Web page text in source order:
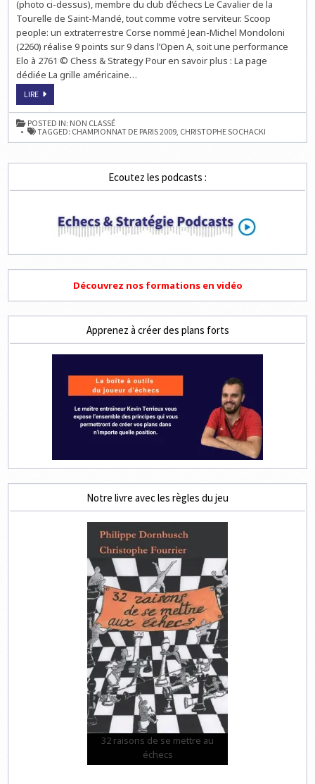
(photo ci-dessus), membre du club d’échecs Le Cavalier de la
Tourelle de Saint-Mandé, tout comme votre serviteur. Scoop
people: un extraterrestre Corse nommé Jean-Michel Mondoloni
(2260) réalise 9 points sur 9 dans l’Open A, soit une performance
Elo à 2761 © Chess & Strategy Pour en savoir plus : La page
dédiée La grille américaine…
LIRECHAMPIONNAT
DE
PARIS
:
MURTAS
KAZHGALEYEV
TOP
POSTED IN: NON CLASSÉ
TAGGED: CHAMPIONNAT DE PARIS 2009, CHRISTOPHE SOCHACKI
Ecoutez les podcasts :
Découvrez nos formations en vidéo
Apprenez à créer des plans forts
Notre livre avec les règles du jeu
32 raisons de se mettre au
échecs